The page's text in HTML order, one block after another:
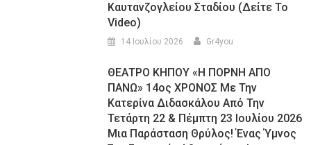
Καυτανζογλείου Σταδίου (Δείτε Το
Video)
14 Ιουλίου 2026 Gr4you
ΘΕΑΤΡΟ ΚΗΠΟΥ «Η ΠΟΡΝΗ ΑΠΟ
ΠΑΝΩ» 14ος ΧΡΟΝΟΣ Με Την
Κατερίνα Διδασκάλου Από Την
Τετάρτη 22 & Πέμπτη 23 Ιουλίου 2026
Μια Παράσταση Θρύλος! Ένας Ύμνος